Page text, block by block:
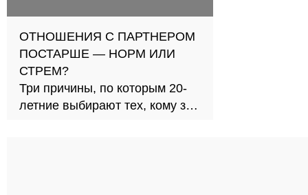
ОТНОШЕНИЯ С ПАРТНЕРОМ
ПОСТАРШЕ — НОРМ ИЛИ
СТРЕМ?
Три причины, по которым 20-
летние выбирают тех, кому за